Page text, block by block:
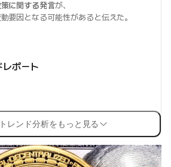
に関する発言が、
要因となる可能性があると伝えた。
レポート
レンド分析をもっと見る